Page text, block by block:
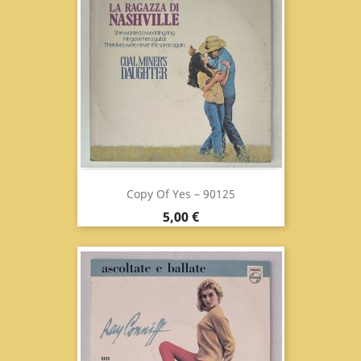
Copy Of Yes ‎– 90125
Prix
5,00 €